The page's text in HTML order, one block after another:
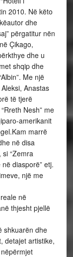
2010. Në këto
dhe
përgatitur nën
Çikago,
dhe u
shqip dhe
Me një
Anastas
të tjerë
Nesh” me
amerikanit
marrë
në disa
“Zemra
diasporë” etj.
një me
në
thjesht pjellë
shkuarën dhe
detajet artistike,